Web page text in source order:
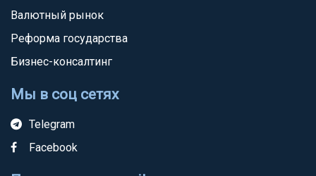
Валютный рынок
Реформа государства
Бизнес-консалтинг
Мы в соц сетях
Telegram
Facebook